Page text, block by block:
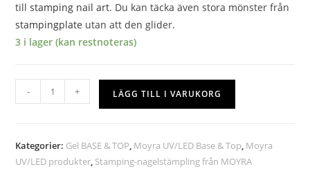
tillstamping nail art. Du kan täcka även stora mönster från
stampingplate utan att den glider.
3 i lager (kan restnoteras)
- + LÄGG TILL I VARUKORG
Kategorier: Gel BASE & TOP, Moyra UV/LED Base & Top, Moyra
UV/LED produkter, Stamping-nagelstämpling från MOYRA